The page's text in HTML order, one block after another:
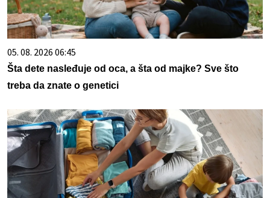
05. 08. 2026 06:45
Šta dete nasleđuje od oca, a šta od majke? Sve što
treba da znate o genetici